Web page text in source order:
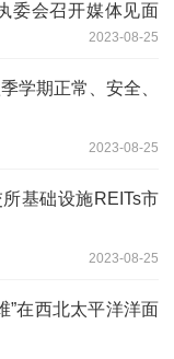
委会召开媒体见面
2023-08-25
学期正常、安全、
2023-08-25
基础设施REITs市
2023-08-25
”在西北太平洋洋面